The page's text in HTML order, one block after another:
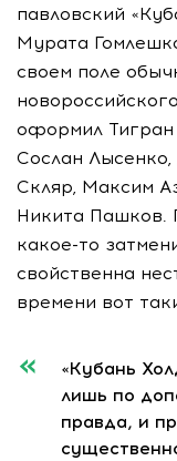
павловский
Мурата
своем поле
оформил
Сослан
Скляр, Максим
Никита Пашков.
какое-то
свойственна
времени вот
«Кубань
лишь по
правда, и